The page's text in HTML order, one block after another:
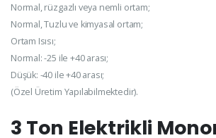
Normal, rüzgazlı veya nemli ortam;
Normal, Tuzlu ve kimyasal ortam;
Ortam Isısı;
Normal: -25 ile +40 arası;
Düşük: -40 ile +40 arası;
(Özel Üretim Yapılabilmektedir).
3 Ton Elektrikli